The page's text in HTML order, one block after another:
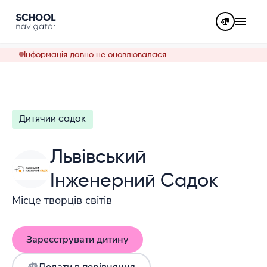
Інформація давно не оновлювалася
Дитячий садок
Львівський
Інженерний Садок
Місце творців світів
Зареєструвати дитину